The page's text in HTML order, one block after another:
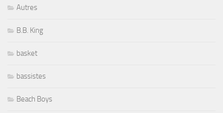
Autres
B.B. King
basket
bassistes
Beach Boys